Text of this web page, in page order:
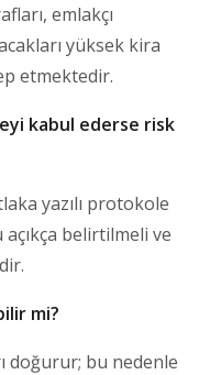
emlakçı
yüksek kira
etmektedir.
kabul ederse risk
yazılı protokole
belirtilmeli ve
mi?
doğurur; bu nedenle